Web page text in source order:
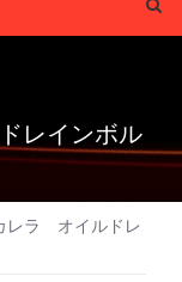
レインボル
レラ オイルドレ